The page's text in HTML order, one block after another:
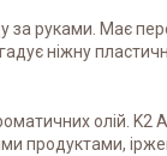
руками. Має
ніжну
олій.
продуктами,